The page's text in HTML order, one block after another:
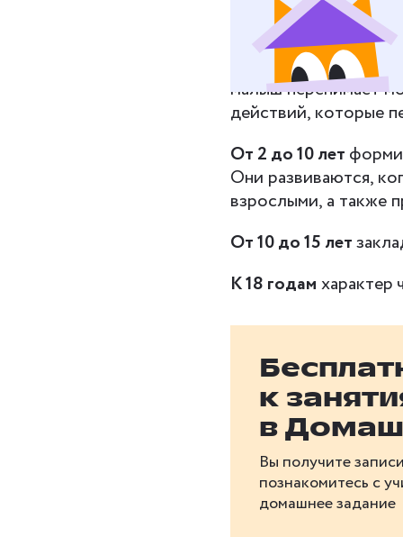
В младенчестве
окружающими,
малыш перенимает
действий, которые
От 2 до 10 лет
Они развиваются,
взрослыми, а также
От 10 до 15 лет
К 18 годам характер
к
в
Вы получите
познакомитесь с
домашнее задание